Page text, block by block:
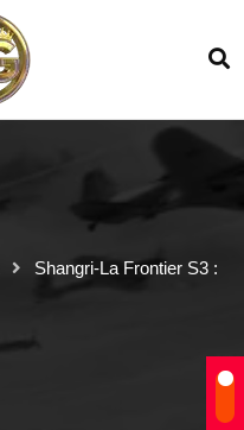
Shangri-La Frontier S3 :